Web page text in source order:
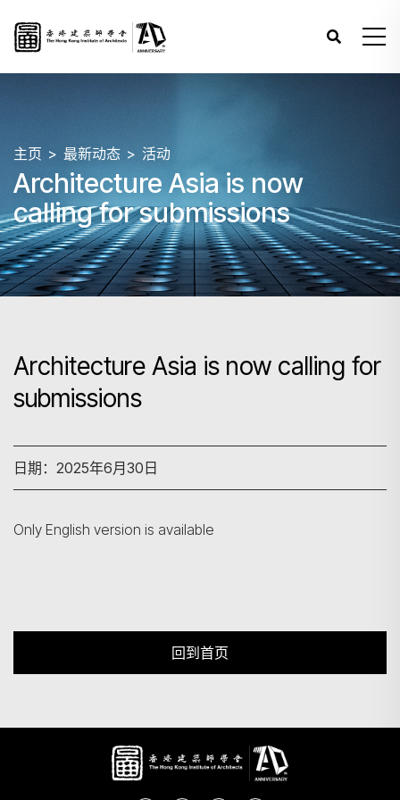
主页 最新动态 活动
Architecture Asia is now
calling for submissions
Architecture Asia is now calling for
submissions
日期：2025年6月30日
Only English version is available
回到首页